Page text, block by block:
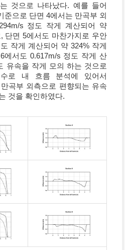
것으로 나타났다. 예를 들어
준으로 단면 4에서는 만곡부 외
s 정도 작게 계산되어 약
단면 5에서도 마찬가지로 우안
작게 계산되어 약 324% 작게
에서도 0.617m/s 정도 작게 산
유속을 작게 모의 하는 것으로
로 내 흐름 분석에 있어서
곡부 외측으로 편향되는 유속
것을 확인하였다.